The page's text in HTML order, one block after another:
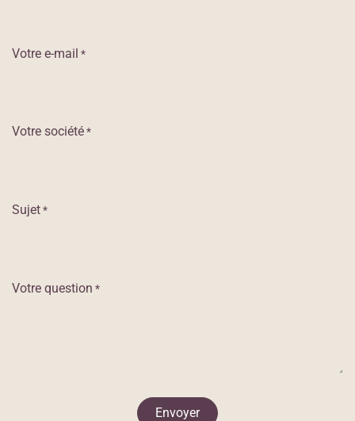
Votre e-mail *
Votre société*
Sujet*
Votre question *
Envoyer